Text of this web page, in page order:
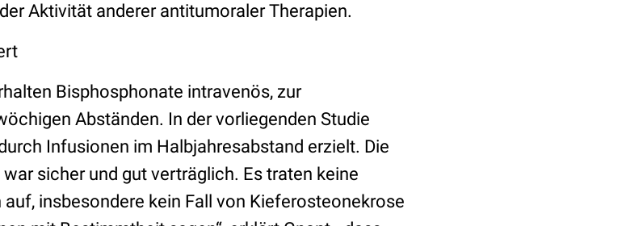
Aktivität anderer antitumoraler Therapien.
Bisphosphonate intravenös, zur
Abständen. In der vorliegenden Studie
Infusionen im Halbjahresabstand erzielt. Die
sicher und gut verträglich. Es traten keine
insbesondere kein Fall von Kieferosteonekrose